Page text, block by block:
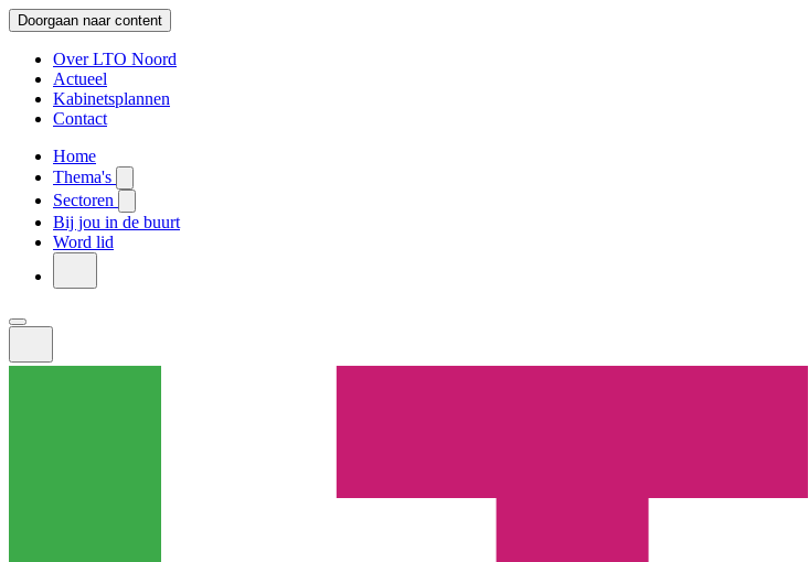
Doorgaan naar content
Over LTO Noord
Actueel
Kabinetsplannen
Contact
Home
Thema's
Sectoren
Bij jou in de buurt
Word lid